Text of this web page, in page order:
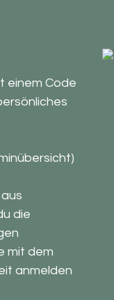
einem Code
aus
die
mit dem
anmelden